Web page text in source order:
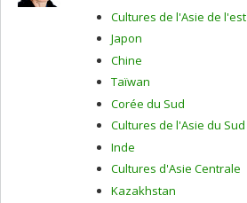
Cultures de l'Asie de l'est
Japon
Chine
Taïwan
Corée du Sud
Cultures de l'Asie du Sud
Inde
Cultures d'Asie Centrale
Kazakhstan